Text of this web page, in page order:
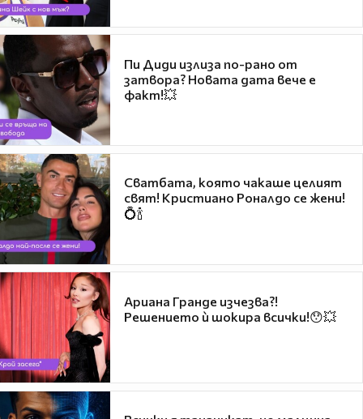
Пи Диди излиза по-рано от
затвора? Новата дата вече е
факт!💥
Сватбата, която чакаше целият
свят! Кристиано Роналдо се жени!
💍🍾
Ариана Гранде изчезва?!
Решението ѝ шокира всички!😯💥